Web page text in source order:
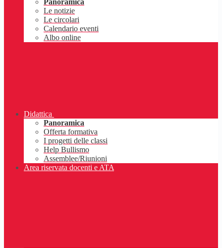
Panoramica
Le notizie
Le circolari
Calendario eventi
Albo online
Didattica
Panoramica
Offerta formativa
I progetti delle classi
Help Bullismo
Assemblee/Riunioni
Area riservata docenti e ATA